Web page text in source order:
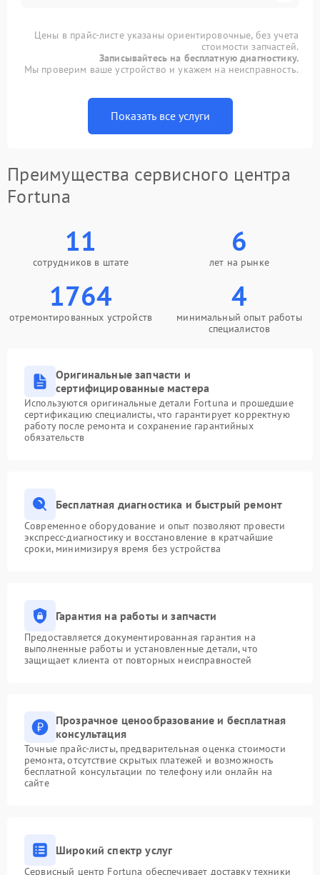
Цены в прайс-листе указаны ориентировочные, без учета
стоимости запчастей.
Записывайтесь на бесплатную диагностику.
Мы проверим ваше устройство и укажем на неисправность.
Показать все услуги
Преимущества сервисного центра
Fortuna
11
сотрудников в штате
6
лет на рынке
1764
отремонтированных устройств
4
минимальный опыт работы
специалистов
Оригинальные запчасти и
сертифицированные мастера
Используются оригинальные детали Fortuna и прошедшие
сертификацию специалисты, что гарантирует корректную
работу после ремонта и сохранение гарантийных
обязательств
Бесплатная диагностика и быстрый ремонт
Современное оборудование и опыт позволяют провести
экспресс-диагностику и восстановление в кратчайшие
сроки, минимизируя время без устройства
Гарантия на работы и запчасти
Предоставляется документированная гарантия на
выполненные работы и установленные детали, что
защищает клиента от повторных неисправностей
Прозрачное ценообразование и бесплатная
консультация
Точные прайс-листы, предварительная оценка стоимости
ремонта, отсутствие скрытых платежей и возможность
бесплатной консультации по телефону или онлайн на
сайте
Широкий спектр услуг
Сервисный центр Fortuna обеспечивает доставку техники